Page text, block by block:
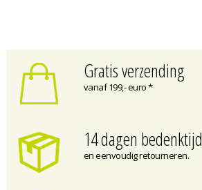
Gratis verzending
vanaf 199,- euro *
14 dagen bedenktijd
en eenvoudig retourneren.